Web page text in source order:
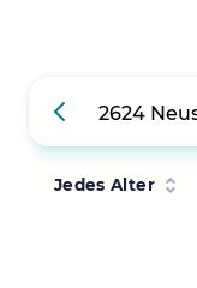
Jedes Alter